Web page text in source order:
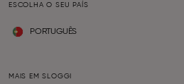
ESCOLHA O SEU PAÍS
PORTUGUÊS
MAIS EM SLOGGI